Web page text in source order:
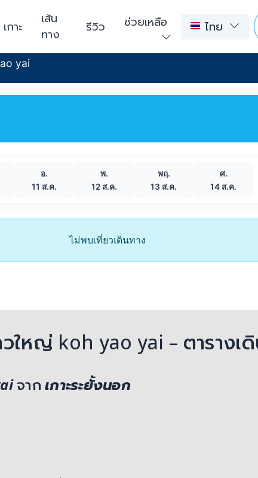
เกาะ
เส้น
ทาง
รีวิว ช่วยเหลือ ไทย
yai
อ.
11 ส.ค.
พ.
12 ส.ค.
พฤ.
13 ส.ค.
ศ.
14 ส.ค.
ไม่พบเที่ยวเดินทาง
วใหญ่ koh yao yai – ตารางเ
จากเกาะระยั้งนอก